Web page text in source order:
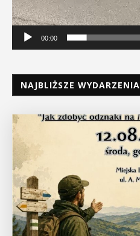
00:00
NAJBLIŻSZE WYDARZENIA